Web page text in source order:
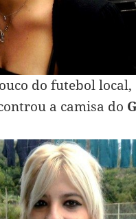
do futebol local,
a camisa do